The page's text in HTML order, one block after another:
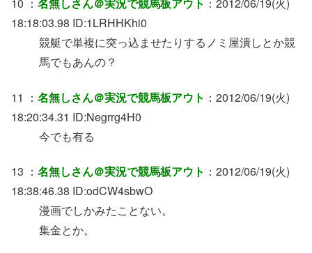
10 ： 名無しさん＠実況で競馬板アウト ：2012/06/19(火)
18:18:03.98 ID:1LRHHKhi0
競艇で単複に突っ込ませたりするノミ屋潰しとか競
馬でもあんの？
11 ： 名無しさん＠実況で競馬板アウト ：2012/06/19(火)
18:20:34.31 ID:Negrrg4H0
今でも有る
13 ： 名無しさん＠実況で競馬板アウト ：2012/06/19(火)
18:38:46.38 ID:odCW4sbwO
漫画でしかみたことない。
集金とか。